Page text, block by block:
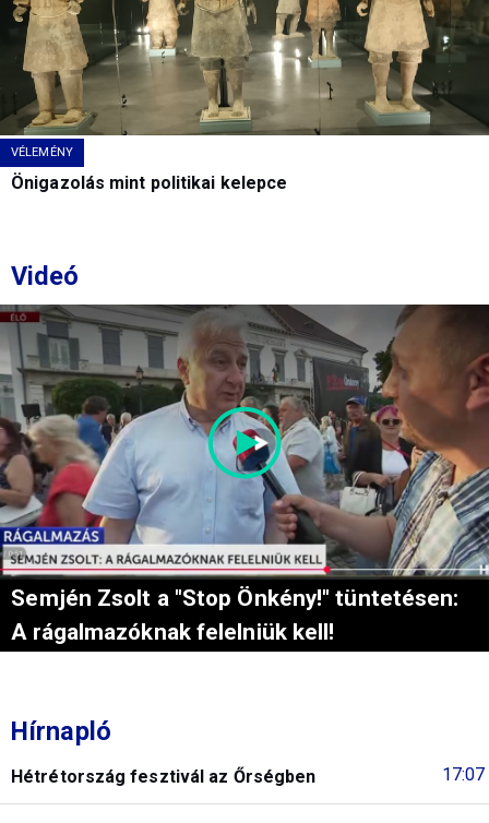
VÉLEMÉNY
Önigazolás mint politikai kelepce
Videó
Semjén Zsolt a "Stop Önkény!" tüntetésen:
A rágalmazóknak felelniük kell!
Hírnapló
17:07
Hétrétország fesztivál az Őrségben